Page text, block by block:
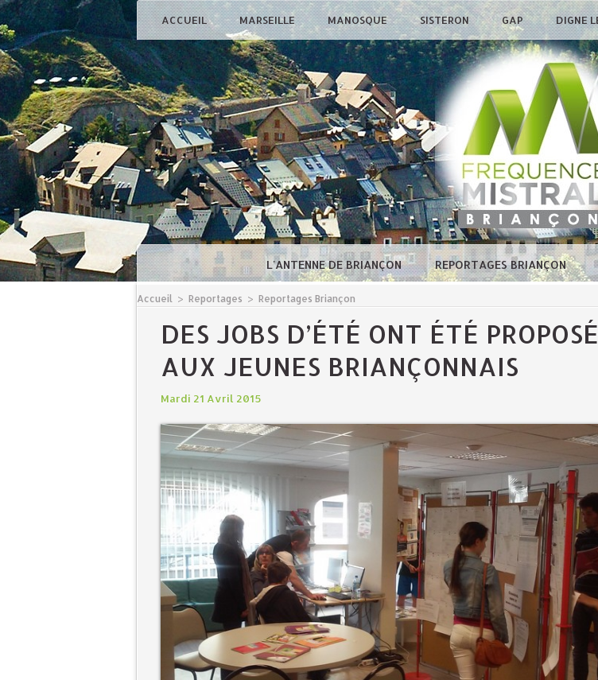
ACCUEIL MARSEILLE MANOSQUE SISTERON GAP DIGNE
L'ANTENNE DE BRIANÇON REPORTAGES BRIANÇON
Accueil > Reportages > Reportages Briançon
DES JOBS D’ÉTÉ ONT ÉTÉ
AUX JEUNES BRIANÇONNAIS
Mardi 21 Avril 2015